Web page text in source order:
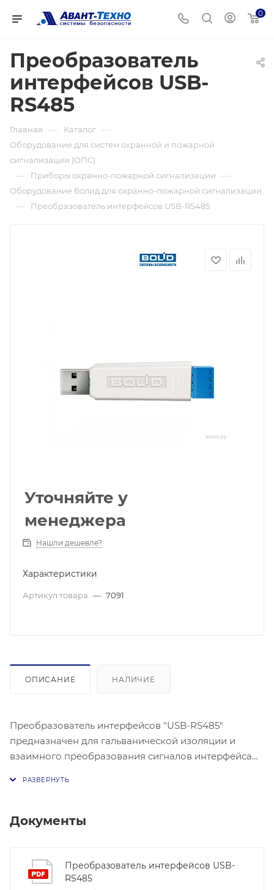
0
Преобразователь
интерфейсов USB-
RS485
Главная — Каталог —
Оборудование для систем охранной и пожарной
сигнализации (ОПС)
— Приборы охранно-пожарной сигнализации —
Оборудование Болид для охранно-пожарной сигнализации
— Преобразователь интерфейсов USB-RS485
Уточняйте у
менеджера
Нашли дешевле?
Характеристики
Артикул товара — 7091
ОПИСАНИЕ НАЛИЧИЕ
Преобразователь интерфейсов "USB-RS485"
предназначен для гальванической изоляции и
взаимного преобразования сигналов интерфейса
программировании.
Документы
Преобразователь интерфейсов USB-
RS485